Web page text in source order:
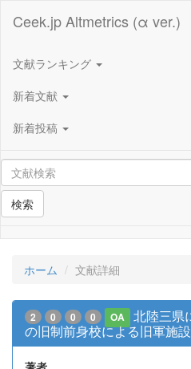
Ceek.jp Altmetrics (α ver.)
文献ランキング
新着文献
新着投稿
検索
ホーム 文献詳細
2 0 0 0 OA
北陸三県
の旧制前身校による旧軍施